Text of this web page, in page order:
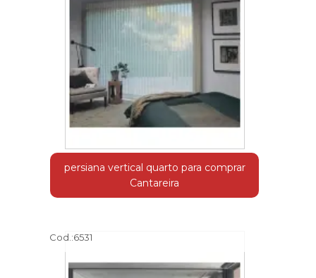
persiana vertical quarto para comprar
Cantareira
Cod.:6531